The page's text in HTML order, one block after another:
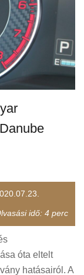
idő: 4 perc
óta eltelt
hatásairól. A